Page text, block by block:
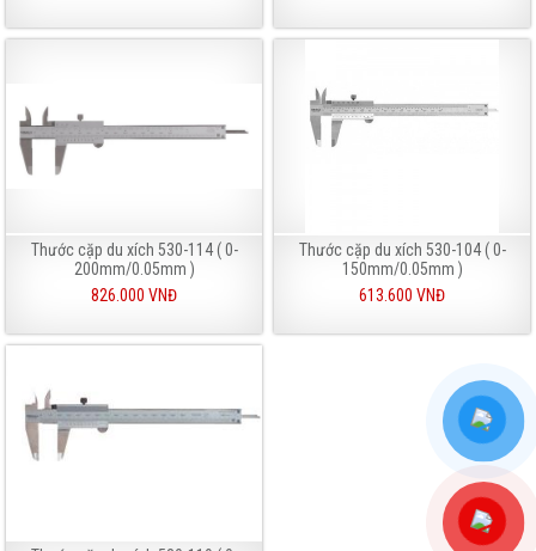
Thước cặp du xích 530-114 ( 0-
200mm/0.05mm )
826.000 VNĐ
Thước cặp du xích 530-104 ( 0-
150mm/0.05mm )
613.600 VNĐ